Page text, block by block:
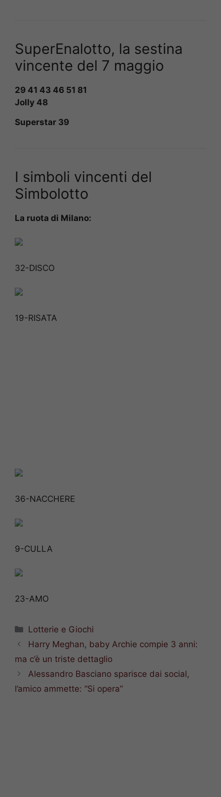
SuperEnalotto, la sestina
vincente del 7 maggio
29 41 43 46 51 81
Jolly 48
Superstar 39
I simboli vincenti del
Simbolotto
La ruota di Milano:
32-DISCO
19-RISATA
36-NACCHERE
9-CULLA
23-AMO
Categorie
Lotterie e Giochi
Harry Meghan, baby Archie compie 3 anni:
ma c’è un triste dettaglio
Alessandro Basciano sparisce dai social,
l’amico ammette: “Si opera”